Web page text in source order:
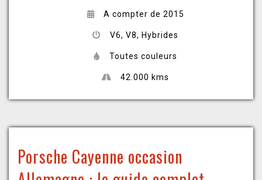
A compter de 2015
V6, V8, Hybrides
Toutes couleurs
42.000 kms
Porsche Cayenne occasion